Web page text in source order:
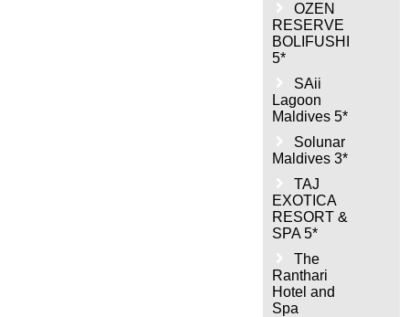
OZEN
RESERVE
BOLIFUSHI
5*
SAii
Lagoon
Maldives 5*
Solunar
Maldives 3*
TAJ
EXOTICA
RESORT &
SPA 5*
The
Ranthari
Hotel and
Spa